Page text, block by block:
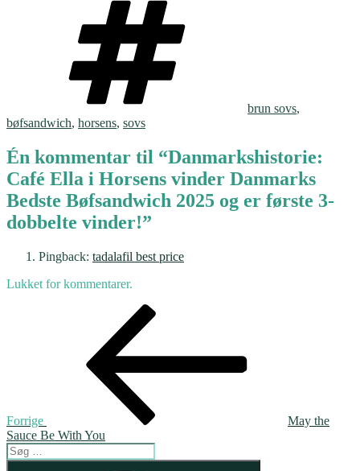
brun sovs,
bøfsandwich, horsens, sovs
Én kommentar til “Danmarkshistorie:
Café Ella i Horsens vinder Danmarks
Bedste Bøfsandwich 2025 og er første 3-
dobbelte vinder!”
Pingback: tadalafil best price
Lukket for kommentarer.
Indlægsnavigation
Forrige
May the
Sauce Be With You
Søg
efter: